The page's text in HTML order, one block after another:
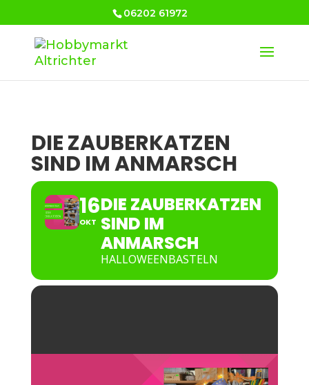
06202 61972
DIE ZAUBERKATZEN
SIND IM ANMARSCH
16
OKT
DIE ZAUBERKATZEN
SIND IM
ANMARSCH
HALLOWEENBASTELN